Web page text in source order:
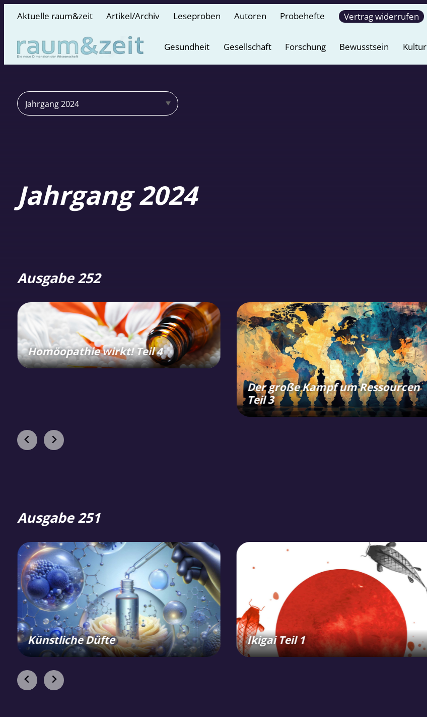
Aktuelle raum&zeit Artikel/Archiv Leseproben Autoren Probehefte Vertrag widerrufen
Gesundheit Gesellschaft Forschung Bewusstsein Kultur
Jahrgang 2024
Ausgabe 252
Homöopathie wirkt! Teil 4
Der große Kampf um Ressourcen
Teil 3
Ausgabe 251
Künstliche Düfte Ikigai Teil 1